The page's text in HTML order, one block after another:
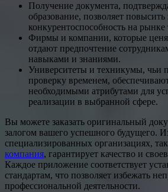
Получение документа,
образование, позволяет
конкурентоспособность на рынке
Фирмы и компании, которые
отдают предпочтение
навыками и знаниями.
Университеты и техникумы, чьи
проверку временем,
необходимыми атрибутами для
реализации в выбранной сфере.
Вы можете заказать оригинальный
залогом вашего успешного будущего.
специализированных организациях,
компания, гарантирует качество и
Каждое приложение соответствует
стандартам, что позволяет избежать
профессиональной деятельности.